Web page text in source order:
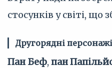
стосунків у світі, що
Другорядні персонажі
Пан Беф, пан